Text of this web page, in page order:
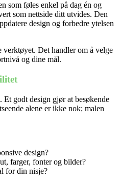
som føles enkel på dag én og
som nettside ditt utvides. Den
design og forbedre ytelsen
Det handler om å velge
og dine mål.
godt design gjør at besøkende
alene er ikke nok; malen
design?
farger, fonter og bilder?
for din nisje?